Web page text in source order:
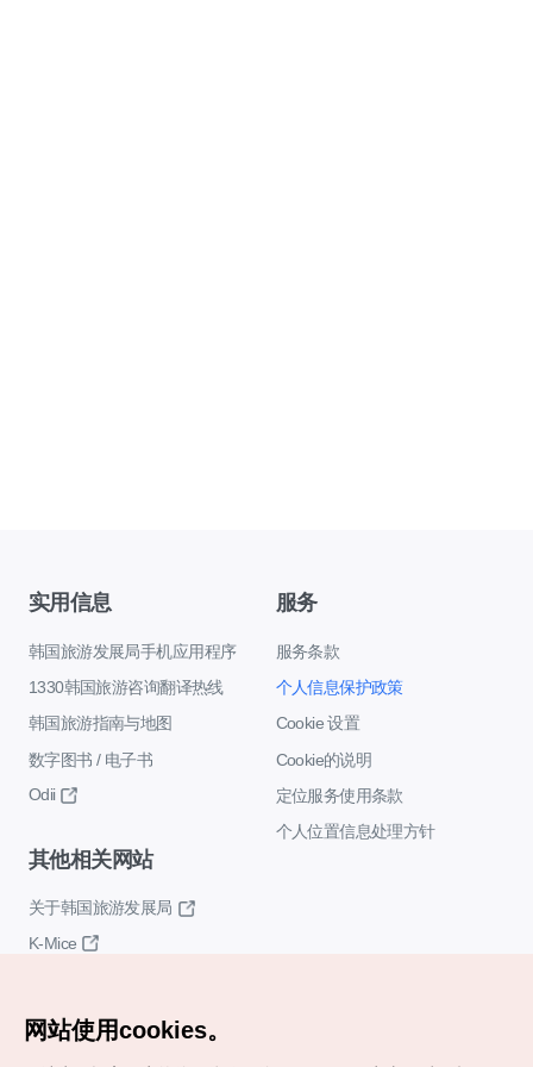
实用信息
韩国旅游发展局手机应用程序
1330韩国旅游咨询翻译热线
韩国旅游指南与地图
数字图书 / 电子书
Odii
服务
服务条款
个人信息保护政策
Cookie 设置
Cookie的说明
定位服务使用条款
个人位置信息处理方针
其他相关网站
关于韩国旅游发展局
K-Mice
网站使用cookies。